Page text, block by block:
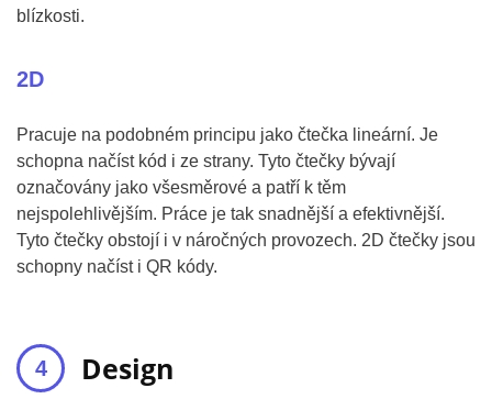
blízkosti.
2D
Pracuje na podobném principu jako čtečka lineární. Je
schopna načíst kód i ze strany. Tyto čtečky bývají
označovány jako všesměrové a patří k těm
nejspolehlivějším. Práce je tak snadnější a efektivnější.
Tyto čtečky obstojí i v náročných provozech. 2D čtečky jsou
schopny načíst i QR kódy.
Design